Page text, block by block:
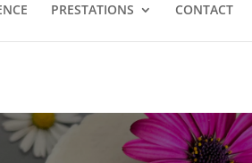
PRESTATIONS CONTACT